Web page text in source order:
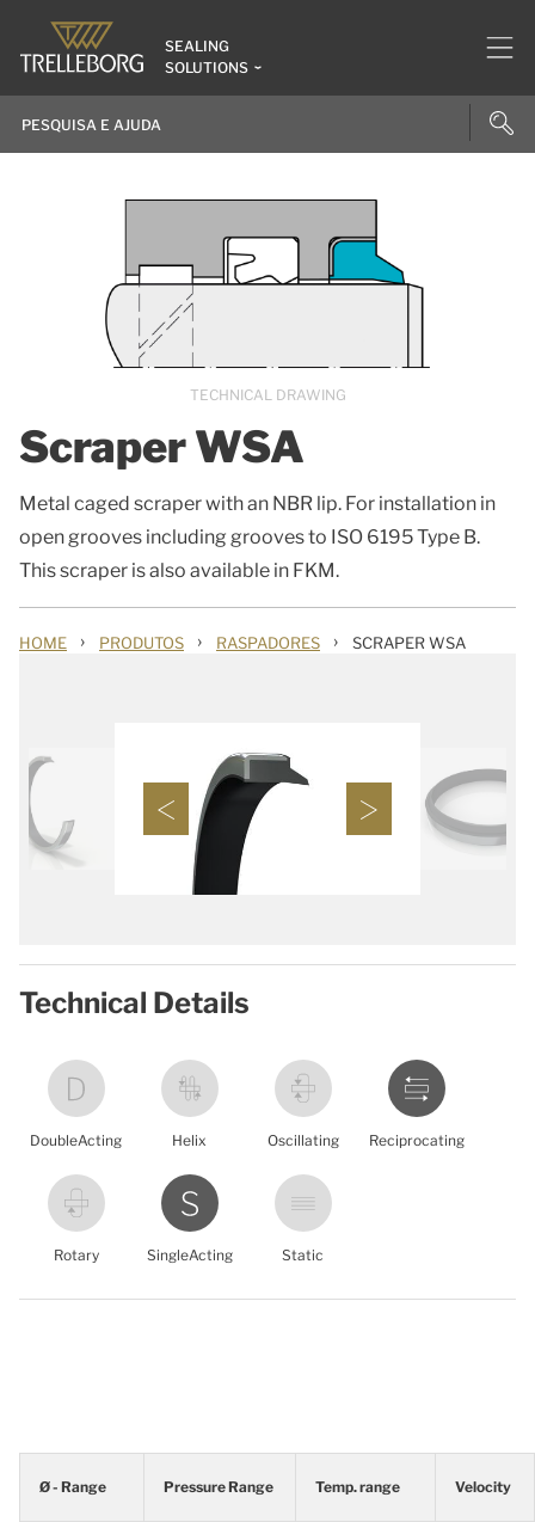
SEALING
SOLUTIONS
Scraper WSA
Metal caged scraper with an NBR lip. For installation in
open grooves including grooves to ISO 6195 Type B.
This scraper is also available in FKM.
TECHNICAL DRAWING
HOME › PRODUTOS › RASPADORES › SCRAPER WSA
Technical Details
DoubleActing Helix Oscillating Reciprocating
Rotary SingleActing Static
Ø - Range Pressure Range Temp. range Velocity